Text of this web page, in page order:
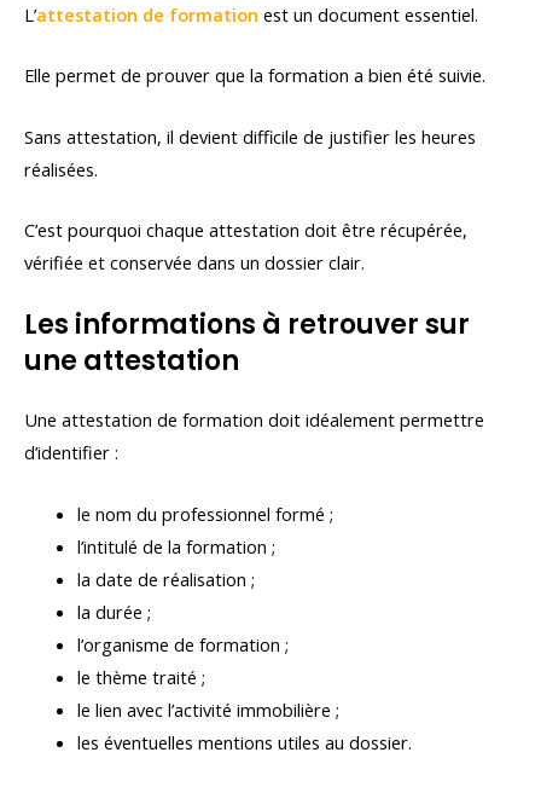
L’attestation de formation est un document essentiel.
Elle permet de prouver que la formation a bien été suivie.
Sans attestation, il devient difficile de justifier les heures
réalisées.
C’est pourquoi chaque attestation doit être récupérée,
vérifiée et conservée dans un dossier clair.
Les informations à retrouver sur
une attestation
Une attestation de formation doit idéalement permettre
d’identifier :
le nom du professionnel formé ;
l’intitulé de la formation ;
la date de réalisation ;
la durée ;
l’organisme de formation ;
le thème traité ;
le lien avec l’activité immobilière ;
les éventuelles mentions utiles au dossier.